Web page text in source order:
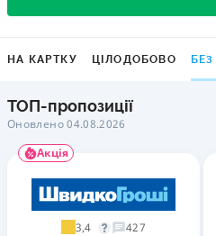
НА КАРТКУ ЦІЛОДОБОВО
ТОП-пропозиції
Оновлено 04.08.2026
Акція
3,4 427